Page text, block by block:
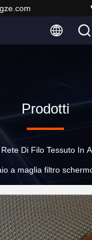
Prodotti
Rete Di Filo Tessuto In
a maglia filtro